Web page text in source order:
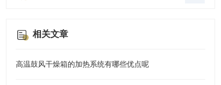
相关文章
高温鼓风干燥箱的加热系统有哪些优点呢